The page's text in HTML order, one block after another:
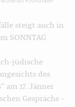
steigt auch in
SONNTAG
jüdische
des
am 17. Jänner
Gesprächs –